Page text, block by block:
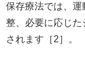
保存療法では、運
整、必要に応じ
されます［2］。